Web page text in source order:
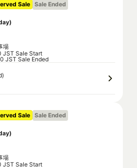
Sale Sale Ended
)
場
JST Sale Start
JST Sale Ended
Sale Sale Ended
)
場
JST Sale Start